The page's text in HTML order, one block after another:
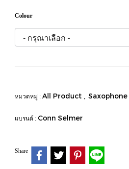
Colour
หมวดหมู่ : All Product , Saxophone
แบรนด์ : Conn Selmer
Share